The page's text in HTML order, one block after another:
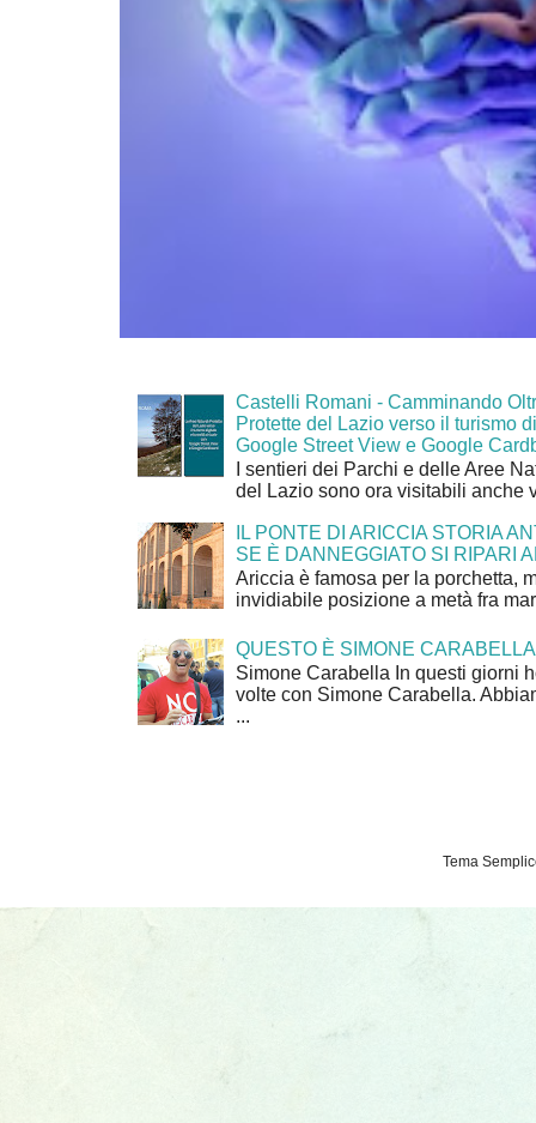
Castelli Romani - Camminando
Protette del Lazio verso il turismo
Google Street View e Google
I sentieri dei Parchi e delle Aree
del Lazio sono ora visitabili anche
IL PONTE DI ARICCIA STORIA
SE È DANNEGGIATO SI RIPARI
Ariccia è famosa per la porchetta,
invidiabile posizione a metà fra
QUESTO È SIMONE CARABELLA
Simone Carabella In questi giorni
volte con Simone Carabella.
...
Tema